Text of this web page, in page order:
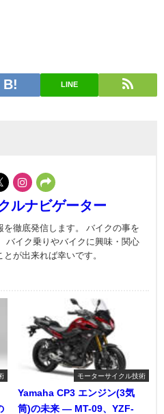
LINE
ルナビゲーター
徹底発信します。 バイクの事を
バイク乗りやバイクに興味・関心
が出来れば幸いです。
モーターサイクル技術
Yamaha CP3 エンジン(3気
筒)の未来 ― MT-09、YZF-